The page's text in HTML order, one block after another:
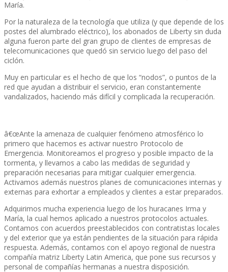
Marí­a.
Por la naturaleza de la tecnologí­a que utiliza (y que depende de los
postes del alumbrado eléctrico), los abonados de Liberty sin duda
alguna fueron parte del gran grupo de clientes de empresas de
telecomunicaciones que quedó sin servicio luego del paso del
ciclón.
Muy en particular es el hecho de que los “nodos”, o puntos de la
red que ayudan a distribuir el servicio, eran constantemente
vandalizados, haciendo más difí­cil y complicada la recuperación.
â€œAnte la amenaza de cualquier fenómeno atmosférico lo
primero que hacemos es activar nuestro Protocolo de
Emergencia. Monitoreamos el progreso y posible impacto de la
tormenta, y llevamos a cabo las medidas de seguridad y
preparación necesarias para mitigar cualquier emergencia.
Activamos además nuestros planes de comunicaciones internas y
externas para exhortar a empleados y clientes a estar preparados.
Adquirimos mucha experiencia luego de los huracanes Irma y
Marí­a, la cual hemos aplicado a nuestros protocolos actuales.
Contamos con acuerdos preestablecidos con contratistas locales
y del exterior que ya están pendientes de la situación para rápida
respuesta. Además, contamos con el apoyo regional de nuestra
compañí­a matriz Liberty Latin America, que pone sus recursos y
personal de compañí­as hermanas a nuestra disposición.